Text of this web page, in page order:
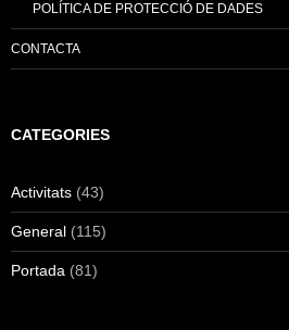
POLÍTICA DE PROTECCIÓ DE DADES
CONTACTA
CATEGORIES
Activitats (43)
General (115)
Portada (81)